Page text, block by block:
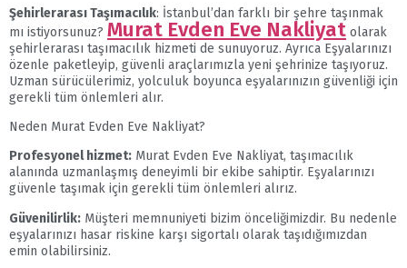
Şehirlerarası Taşımacılık: İstanbul’dan farklı bir şehre taşınmak
mı istiyorsunuz? Murat Evden Eve Nakliyat olarak
şehirlerarası taşımacılık hizmeti de sunuyoruz. Ayrıca Eşyalarınızı
özenle paketleyip, güvenli araçlarımızla yeni şehrinize taşıyoruz.
Uzman sürücülerimiz, yolculuk boyunca eşyalarınızın güvenliği için
gerekli tüm önlemleri alır.
Neden Murat Evden Eve Nakliyat?
Profesyonel hizmet: Murat Evden Eve Nakliyat, taşımacılık
alanında uzmanlaşmış deneyimli bir ekibe sahiptir. Eşyalarınızı
güvenle taşımak için gerekli tüm önlemleri alırız.
Güvenilirlik: Müşteri memnuniyeti bizim önceliğimizdir. Bu nedenle
eşyalarınızı hasar riskine karşı sigortalı olarak taşıdığımızdan
emin olabilirsiniz.